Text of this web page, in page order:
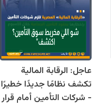
عاجل: الرقابة المالية
تكشف نظامًا جديدًا خطيرًا
- شركات التأمين أمام قرار